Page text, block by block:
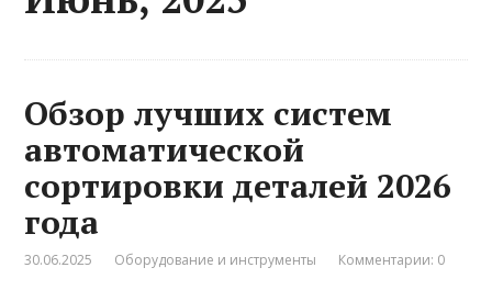
Обзор лучших систем
автоматической
сортировки деталей 2026
года
30.06.2025 Оборудование и инструменты Комментарии: 0